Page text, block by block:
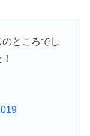
ところでし